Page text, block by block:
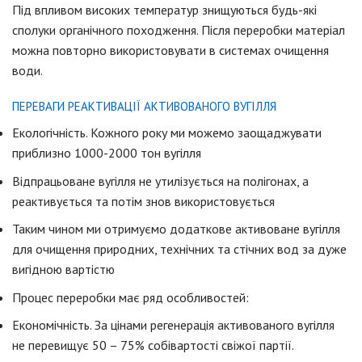
Під впливом високих температур знищуються будь-які
сполуки органічного походження. Після переробки матеріал
можна повторно використовувати в системах очищення
води.
ПЕРЕВАГИ РЕАКТИВАЦІЇ АКТИВОВАНОГО ВУГІЛЛЯ
Екологічність. Кожного року ми можемо заощаджувати
приблизно 1000-2000 тон вугілля
Відпрацьоване вугілля не утилізується на полігонах, а
реактивується та потім знов використовується
Таким чином ми отримуємо додаткове активоване вугілля
для очищення природних, технічних та стічних вод за дуже
вигідною вартістю
Процес переробки має ряд особливостей:
Економічність. За цінами регенерація активованого вугілля
не перевищує 50 – 75% собівартості свіжої партії.